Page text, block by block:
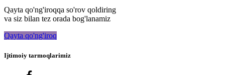
Qayta qo'ng'iroqqa so'rov qoldiring
va siz bilan tez orada bog'lanamiz
Qayta qo'ng'iroq
Ijtimoiy tarmoqlarimiz